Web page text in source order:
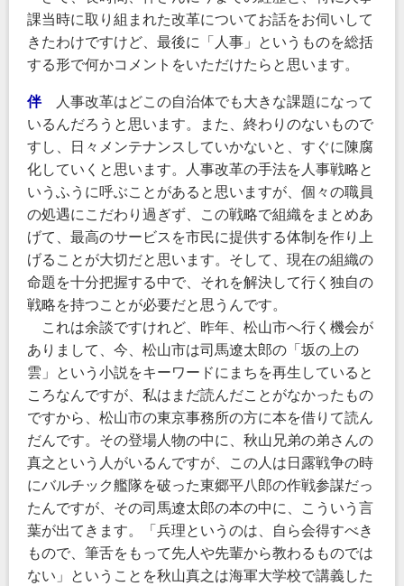
課当時に取り組まれた改革についてお話をお伺いして
きたわけですけど、最後に「人事」というものを総括
する形で何かコメントをいただけたらと思います。
伴 人事改革はどこの自治体でも大きな課題になって
いるんだろうと思います。また、終わりのないもので
すし、日々メンテナンスしていかないと、すぐに陳腐
化していくと思います。人事改革の手法を人事戦略と
いうふうに呼ぶことがあると思いますが、個々の職員
の処遇にこだわり過ぎず、この戦略で組織をまとめあ
げて、最高のサービスを市民に提供する体制を作り上
げることが大切だと思います。そして、現在の組織の
命題を十分把握する中で、それを解決して行く独自の
戦略を持つことが必要だと思うんです。
これは余談ですけれど、昨年、松山市へ行く機会が
ありまして、今、松山市は司馬遼太郎の「坂の上の
雲」という小説をキーワードにまちを再生していると
ころなんですが、私はまだ読んだことがなかったもの
ですから、松山市の東京事務所の方に本を借りて読ん
だんです。その登場人物の中に、秋山兄弟の弟さんの
真之という人がいるんですが、この人は日露戦争の時
にバルチック艦隊を破った東郷平八郎の作戦参謀だっ
たんですが、その司馬遼太郎の本の中に、こういう言
葉が出てきます。「兵理というのは、自ら会得すべき
もので、筆舌をもって先人や先輩から教わるものでは
ない」ということを秋山真之は海軍大学校で講義した